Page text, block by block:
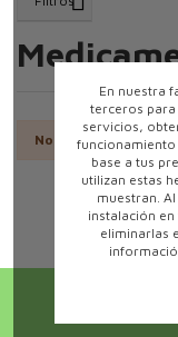
No hay productos.
En nuestra
terceros
servicios,
base a tus
utilizan estas
muestran.
instalación
eliminarlas